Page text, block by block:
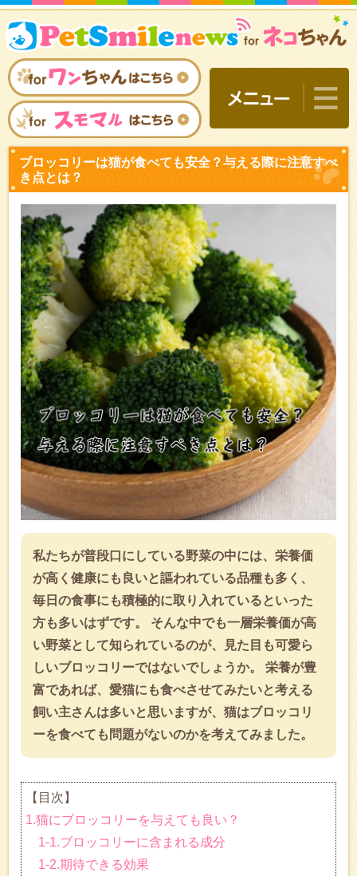
ブロッコリーは猫が食べて
き点とは？
私たちが普段口にしている野菜の中には、栄養価
が高く健康にも良いと謳われている品種も多く、
毎日の食事にも積極的に取り入れているといった
方も多いはずです。 そんな中でも一層栄養価が高
い野菜として知られているのが、見た目も可愛ら
しいブロッコリーではないでしょうか。 栄養が豊
富であれば、愛猫にも食べさせてみたいと考える
飼い主さんは多いと思いますが、猫はブロッコリ
ーを食べても問題がないのかを考えてみました。
【目次】
1.猫にブロッコリーを与えても良い？
1-1.ブロッコリーに含まれる成分
1-2.期待できる効果